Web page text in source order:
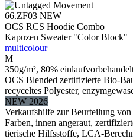
66.ZF03 NEW
OCS RCS Hoodie Combo
Kapuzen Sweater "Color Block"
multicolour
M
350g/m², 80%
OCS Blended zertifizierte Bio-
recyceltes Polyester,
NEW 2026
Verkaufshilfe zur Beurteilung
Farben, innen angeraut,
tierische Hilfsstoffe, LCA-